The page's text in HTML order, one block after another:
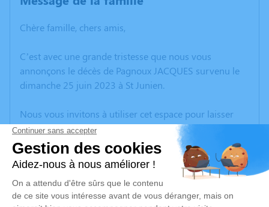
Chère famille, chers amis,
C’est avec une grande tristesse que nous vous
annonçons le décès de Pagnoux JACQUES survenu le
dimanche 25 juin 2023 à St Junien.
Nous vous invitons à utiliser cet espace pour laisser
vos condoléances, partager des photos souvenirs, une
anecdote ou exprimer vos pensées à travers des
poèmes ou des textes. Cet endroit est un lieu
d'expression dédié à honorer la mémoire de Pagnoux
JACQUES.